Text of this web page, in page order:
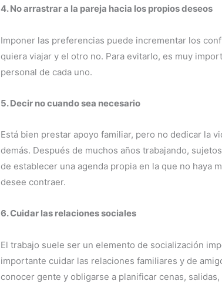
4. No arrastrar a la pareja hacia los propios deseos
Imponer las preferencias puede incrementar los
quiera viajar y el otro no. Para evitarlo, es muy
personal de cada uno.
5. Decir no cuando sea necesario
Está bien prestar apoyo familiar, pero no dedicar la
demás. Después de muchos años trabajando,
de establecer una agenda propia en la que no haya
desee contraer.
6. Cuidar las relaciones sociales
El trabajo suele ser un elemento de socialización
importante cuidar las relaciones familiares y de
conocer gente y obligarse a planificar cenas, salidas,